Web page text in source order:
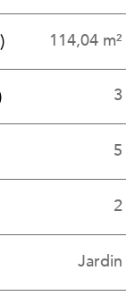
114,04 m²
3
5
2
Jardin